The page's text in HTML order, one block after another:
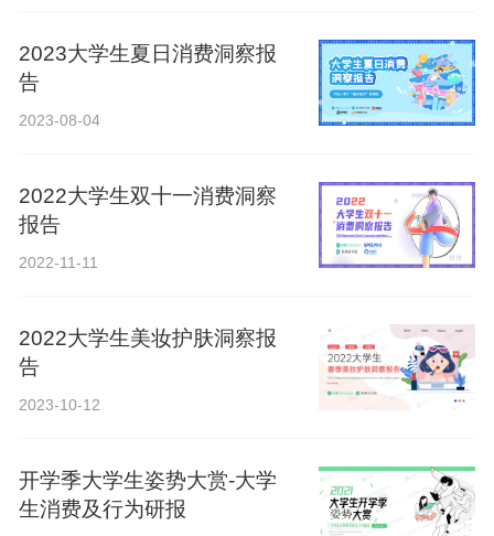
2023大学生夏日消费洞察报
告
2023-08-04
2022大学生双十一消费洞察
报告
2022-11-11
2022大学生美妆护肤洞察报
告
2023-10-12
开学季大学生姿势大赏-大学
生消费及行为研报